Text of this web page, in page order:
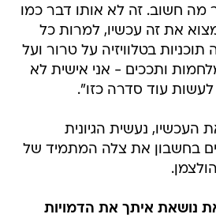
מה חשוב. זה לא אותו דבר כמו
את זה עכשיו, למרות כל
בטלוויזיה על טרור ועל
ותככים - אני אישית לא
עוד סדרה כזו".
העכשיו, נעשית הגיונית
בחשבון את צלה המתמיד של
נושאת איתך את הדמויות